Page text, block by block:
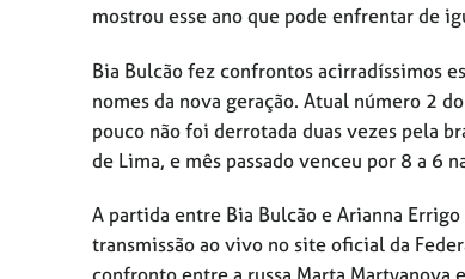
mostrou esse ano que pode enfrentar de
Bia Bulcão fez confrontos acirradíssimos
nomes da nova geração. Atual número 2
pouco não foi derrotada duas vezes pela
de Lima, e mês passado venceu por 8 a 6
A partida entre Bia Bulcão e Arianna
transmissão ao vivo no site oficial da